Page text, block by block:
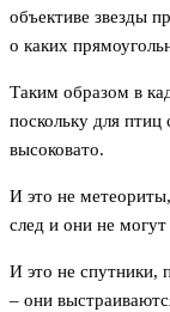
объективе звезды
о каких
Таким образом в
поскольку для птиц
высоковато.
И это не
след и они не могут
И это не спутники,
– они